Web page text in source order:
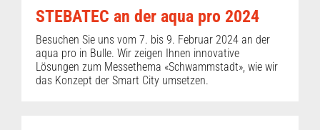
STEBATEC an der aqua pro 2024
Besuchen Sie uns vom 7. bis 9. Februar 2024 an der
aqua pro in Bulle. Wir zeigen Ihnen innovative
Lösungen zum Messethema «Schwammstadt», wie wir
das Konzept der Smart City umsetzen.